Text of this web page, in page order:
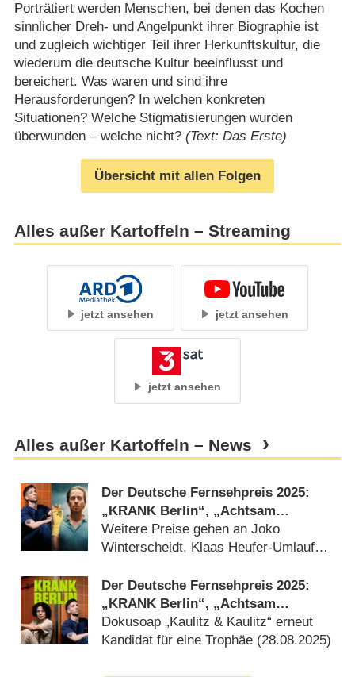
Porträtiert werden Menschen, bei denen das Kochen
sinnlicher Dreh- und Angelpunkt ihrer Biographie ist
und zugleich wichtiger Teil ihrer Herkunftskultur, die
wiederum die deutsche Kultur beeinflusst und
bereichert. Was waren und sind ihre
Herausforderungen? In welchen konkreten
Situationen? Welche Stigmatisierungen wurden
überwunden – welche nicht? (Text: Das Erste)
Übersicht mit allen Folgen
Alles außer Kartoffeln – Streaming
jetzt ansehen jetzt ansehen
jetzt ansehen
Alles außer Kartoffeln – News
Der Deutsche Fernsehpreis 2025:
„KRANK Berlin“, „Achtsam
morden“ und „Kaulitz & Kaulitz“
ausgezeichnet
Weitere Preise gehen an Joko
Winterscheidt, Klaas Heufer-Umlauf
Der Deutsche Fernsehpreis 2025:
„KRANK Berlin“, „Achtsam
morden“, „Angemessen Angry“,
„Experte für alles“ und „Germany’s
Dokusoap „Kaulitz & Kaulitz“ erneut
Kandidat für eine Trophäe (28.08.2025)